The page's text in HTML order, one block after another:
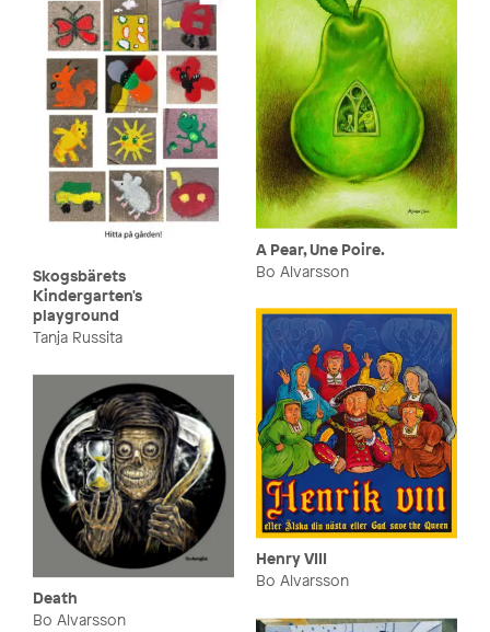
A Pear, Une Poire.
Bo Alvarsson
Skogsbärets
Kindergarten's
playground
Tanja Russita
Henry VIII
Bo Alvarsson
Death
Bo Alvarsson